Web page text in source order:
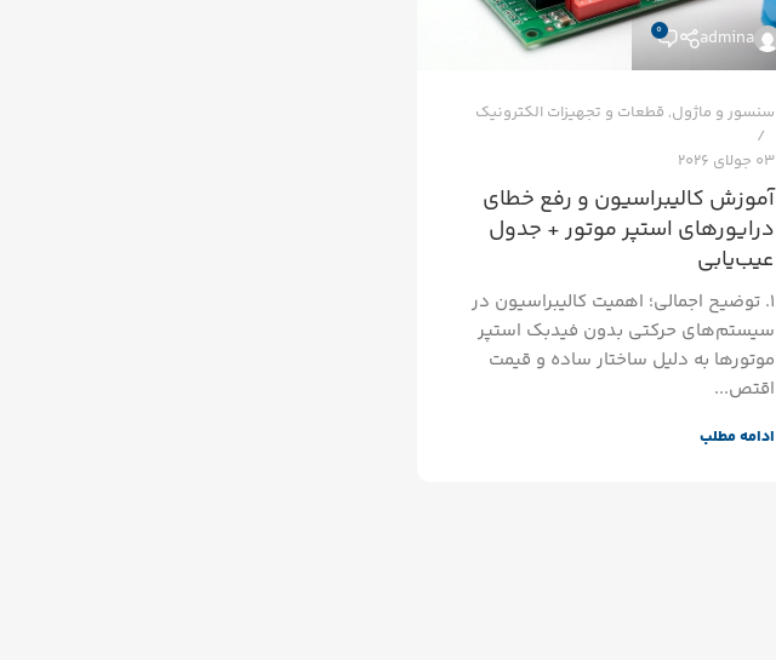
admina
0
سنسور و ماژول, قطعات و تجهیزات الکترونیک
03 جولای 2026
آموزش کالیبراسیون و رفع خطای
درایورهای استپر موتور + جدول
عیب‌یابی
۱. توضیح اجمالی؛ اهمیت کالیبراسیون در
سیستم‌های حرکتی بدون فیدبک استپر
موتورها به دلیل ساختار ساده و قیمت
اقتص...
ادامه مطلب